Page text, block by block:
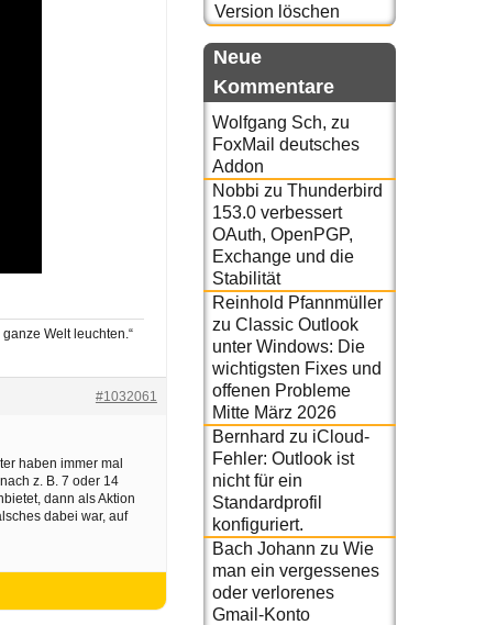
Welt leuchten.“
#1032061
haben immer mal
z. B. 7 oder 14
dann als Aktion
dabei war, auf
Version löschen
Neue
Kommentare
Wolfgang Sch, zu
FoxMail deutsches
Addon
Nobbi zu Thunderbird
153.0 verbessert
OAuth, OpenPGP,
Exchange und die
Stabilität
Reinhold Pfannmüller
zu Classic Outlook
unter Windows: Die
wichtigsten Fixes und
offenen Probleme
Mitte März 2026
Bernhard zu iCloud-
Fehler: Outlook ist
nicht für ein
Standardprofil
konfiguriert.
Bach Johann zu Wie
man ein vergessenes
oder verlorenes
Gmail-Konto